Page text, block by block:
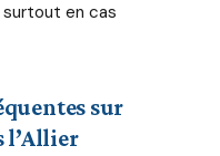
en cas
sur
l’Allier